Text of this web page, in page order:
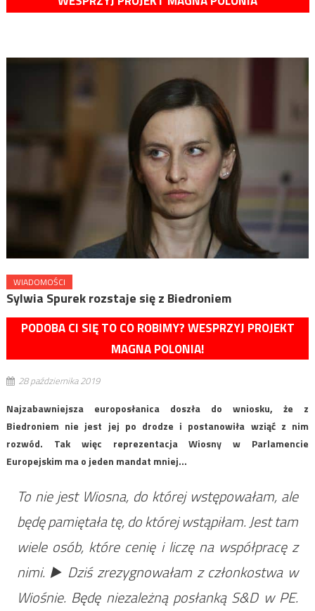
WIADOMOŚCI
Sylwia Spurek rozstaje się z Biedroniem
PODOBA CI SIĘ TO CO ROBIMY? WESPRZYJ PROJEKT
MAGNA POLONIA!
28 października 2019
Najzabawniejsza europosłanica doszła do wniosku, że z
Biedroniem nie jest jej po drodze i postanowiła wziąć z nim
rozwód. Tak więc reprezentacja Wiosny w Parlamencie
Europejskim ma o jeden mandat mniej…
To nie jest Wiosna, do której wstępowałam, ale
będę pamiętała tę, do której wstąpiłam. Jest tam
wiele osób, które cenię i liczę na współpracę z
nimi. ▶️ Dziś zrezygnowałam z członkostwa w
Wiośnie. Będę niezależną posłanką S&D w PE.